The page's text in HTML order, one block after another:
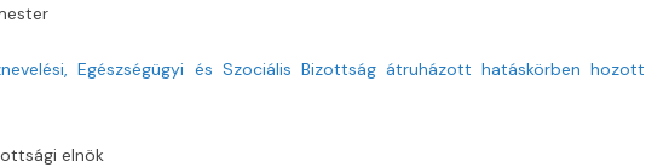
Egészségügyi és Szociális Bizottság átruházott hatáskörben hozott
elnök